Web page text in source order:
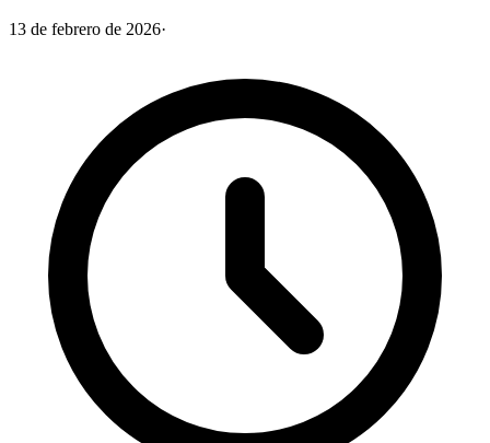
13 de febrero de 2026·